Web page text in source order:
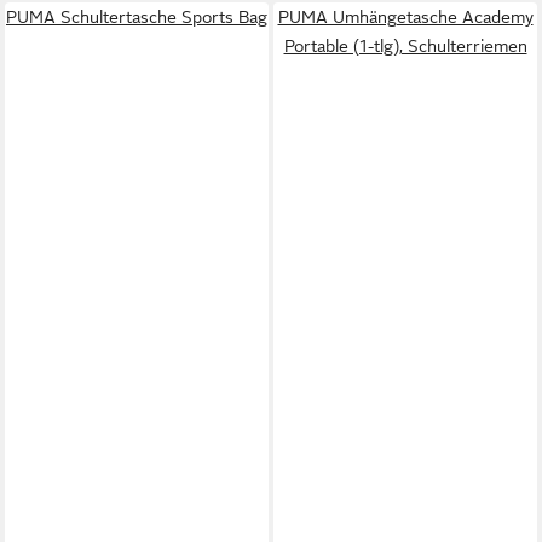
PUMA Schultertasche Sports Bag
PUMA Umhängetasche Academy
Portable (1-tlg), Schulterriemen